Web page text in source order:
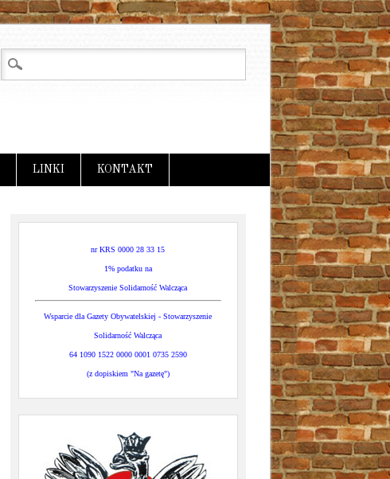
LINKI KONTAKT
nr KRS 0000 28 33 15
1% podatku na
Stowarzyszenie Solidarność Walcząca
Wsparcie dla Gazety Obywatelskiej - Stowarzyszenie
Solidarność Walcząca
64 1090 1522 0000 0001 0735 2590
(z dopiskiem "Na gazetę")